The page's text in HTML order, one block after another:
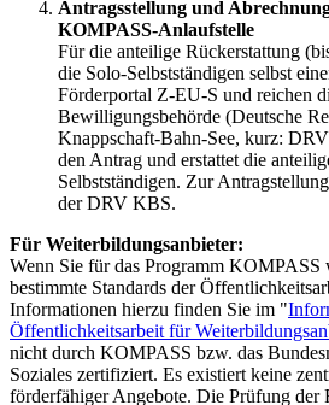
Antragsstellung und
KOMPASS-Anlaufstelle
Für die anteilige Rückerstattung
die Solo-Selbstständigen selbst
Förderportal Z-EU-S und reichen
Bewilligungsbehörde (Deutsche
Knappschaft-Bahn-See, kurz:
den Antrag und erstattet die
Selbstständigen. Zur
der DRV KBS.
Für Weiterbildungsanbieter:
Wenn Sie für das Programm KOMPASS
bestimmte Standards der
Informationen hierzu finden Sie im "
Öffentlichkeitsarbeit für
nicht durch KOMPASS bzw. das
Soziales zertifiziert. Es existiert keine
förderfähiger Angebote. Die Prüfung der